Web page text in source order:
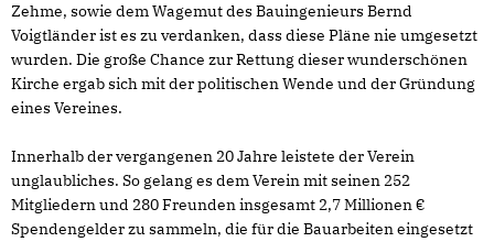
Zehme, sowie dem Wagemut des Bauingenieurs Bernd
Voigtländer ist es zu verdanken, dass diese Pläne nie umgesetzt
wurden. Die große Chance zur Rettung dieser wunderschönen
Kirche ergab sich mit der politischen Wende und der Gründung
eines Vereines.
Innerhalb der vergangenen 20 Jahre leistete der Verein
unglaubliches. So gelang es dem Verein mit seinen 252
Mitgliedern und 280 Freunden insgesamt 2,7 Millionen
Spendengelder zu sammeln, die für die Bauarbeiten eingesetzt